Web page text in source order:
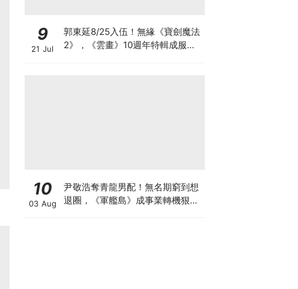
9
21 Jul
郭東延8/25入伍！無緣《寶劍魔法
2》，《雲畫》10週年特輯成服役
10
03 Aug
尹敬浩奪青龍男配！無名期窮到想
退圈，《軍艦島》成事業轉機狠甩